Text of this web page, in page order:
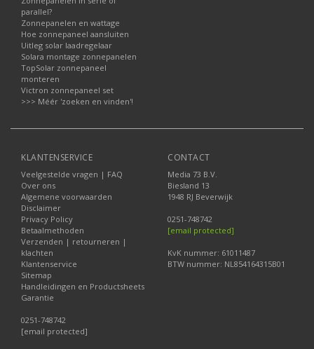
parallel?
Zonnepanelen en wattage
Hoe zonnepaneel aansluiten
Uitleg solar laadregelaar
Solara montage zonnepanelen
TopSolar zonnepaneel
monteren
Victron zonnepaneel set
>>> Méér 'zoeken en vinden'!
KLANTENSERVICE
Veelgestelde vragen | FAQ
Over ons
Algemene voorwaarden
Disclaimer
Privacy Policy
Betaalmethoden
Verzenden | retourneren |
klachten
Klantenservice
Sitemap
Handleidingen en Productsheets
Garantie
0251-748742
[email protected]
CONTACT
Media 73 B.V.
Biesland 13
1948 RJ Beverwijk
0251-748742
[email protected]
KvK nummer: 61011487
BTW nummer: NL854164315B01